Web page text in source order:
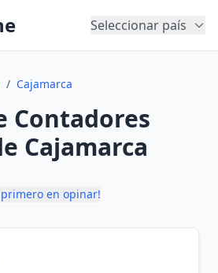
Seleccionar país
/ Cajamarca
Contadores
Cajamarca
primero en opinar!